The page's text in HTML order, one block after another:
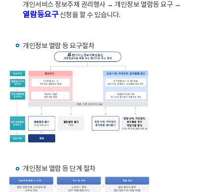
개인서비스 정보주체 권리행사 → 개인정보 열람등 요구 →
열람등요구신청을 할 수 있습니다.
개인정보 열람 등 요구절차
개인정보 열람 등 단계 절차